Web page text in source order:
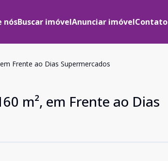
nósBuscar imóvelAnunciar imóvelContato
Frente ao Dias Supermercados
m², em Frente ao Dias